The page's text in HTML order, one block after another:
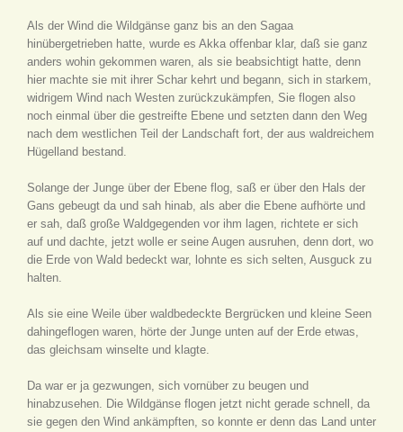
Als der Wind die Wildgänse ganz bis an den Sagaa
hinübergetrieben hatte, wurde es Akka offenbar klar, daß sie ganz
anders wohin gekommen waren, als sie beabsichtigt hatte, denn
hier machte sie mit ihrer Schar kehrt und begann, sich in starkem,
widrigem Wind nach Westen zurückzukämpfen, Sie flogen also
noch einmal über die gestreifte Ebene und setzten dann den Weg
nach dem westlichen Teil der Landschaft fort, der aus waldreichem
Hügelland bestand.
Solange der Junge über der Ebene flog, saß er über den Hals der
Gans gebeugt da und sah hinab, als aber die Ebene aufhörte und
er sah, daß große Waldgegenden vor ihm lagen, richtete er sich
auf und dachte, jetzt wolle er seine Augen ausruhen, denn dort, wo
die Erde von Wald bedeckt war, lohnte es sich selten, Ausguck zu
halten.
Als sie eine Weile über waldbedeckte Bergrücken und kleine Seen
dahingeflogen waren, hörte der Junge unten auf der Erde etwas,
das gleichsam winselte und klagte.
Da war er ja gezwungen, sich vornüber zu beugen und
hinabzusehen. Die Wildgänse flogen jetzt nicht gerade schnell, da
sie gegen den Wind ankämpften, so konnte er denn das Land unter